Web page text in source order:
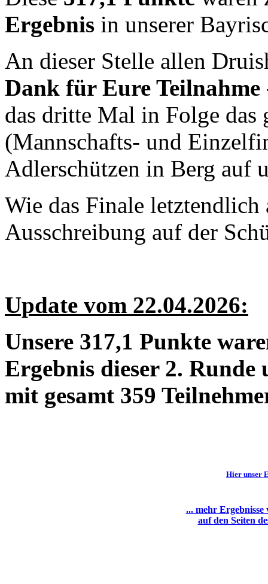
Ergebnis in unserer
An dieser Stelle allen
Dank für Eure Teilnahme
das dritte Mal in Folge das
(Mannschafts- und
Adlerschützen in Berg auf
Wie das Finale
Ausschreibung auf der
Update vom 22.04.2026:
Unsere 317,1 Punkte
Ergebnis dieser 2. Runde
mit gesamt 359
Hier unser
... mehr Ergebnisse
auf den Seiten